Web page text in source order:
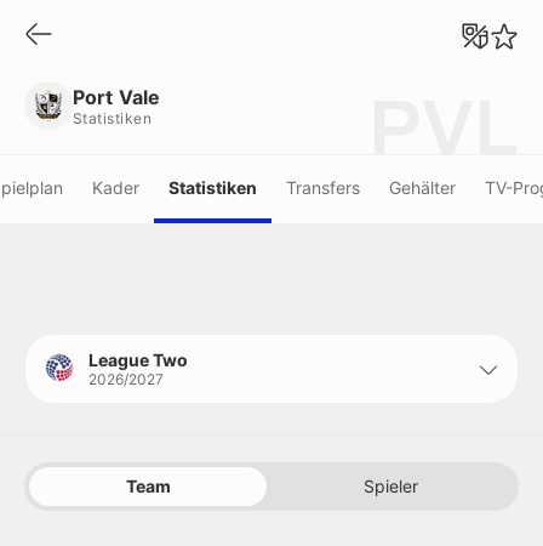
Port Vale
Statistiken
Kader Statistiken Transfers Gehälter TV-
League Two
2026/2027
Team Spieler